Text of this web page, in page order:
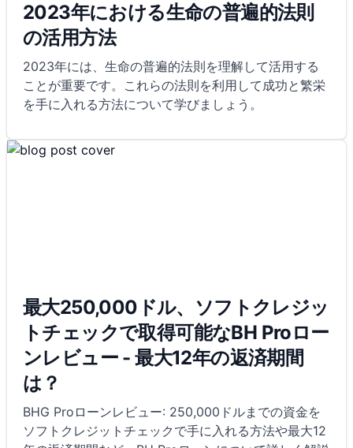
2023年における生命の普遍的法則
の活用方法
2023年には、生命の普遍的法則を理解して活用する
ことが重要です。これらの法則を利用して成功と繁栄
を手に入れる方法について学びましょう。
最大250,000ドル、ソフトクレジッ
トチェックで取得可能なBH Proロー
ンレビュー - 最大12年の返済期間
は？
BHG Proローンレビュー: 250,000ドルまでの資金を
ソフトクレジットチェックで手に入れる方法や最大12